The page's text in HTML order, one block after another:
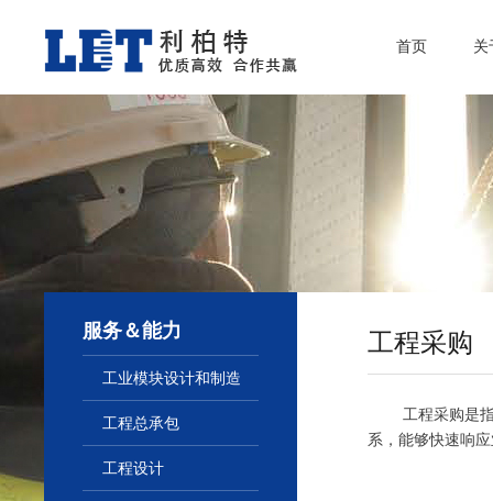
首页 关
服务＆能力
工业模块设计和制造
工程总承包
工程设计
工程采购
工程采购是指公
系，能够快速响